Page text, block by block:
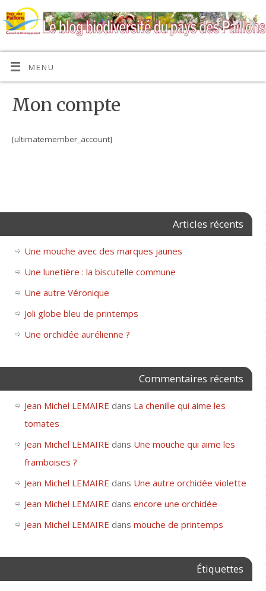
MENU
Mon compte
[ultimatemember_account]
Articles récents
Une mouche avec des marques jaunes
Une lunetière : la biscutelle commune
Une autre Véronique
Joli globe bleu de printemps
Une orchidée aurélienne ?
Commentaires récents
Jean Michel LEMAIRE dans La chenille qui aime les
tomates
Jean Michel LEMAIRE dans Une mouche qui aime les
framboises ?
Jean Michel LEMAIRE dans Une autre orchidée violette
Jean Michel LEMAIRE dans encore une orchidée
Jean Michel LEMAIRE dans mouche de printemps
Étiquettes